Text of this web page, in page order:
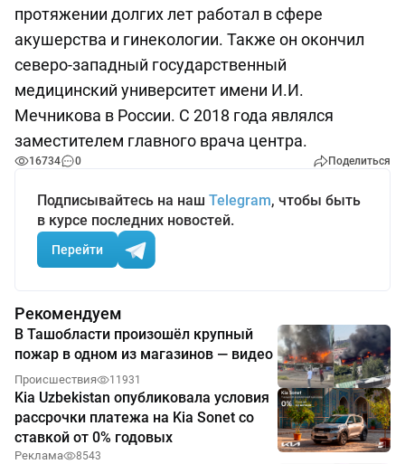
протяжении долгих лет работал в сфере
акушерства и гинекологии. Также он окончил
северо-западный государственный
медицинский университет имени И.И.
Мечникова в России. С 2018 года являлся
заместителем главного врача центра.
16734 0 Поделиться
Подписывайтесь на наш Telegram, чтобы быть
в курсе последних новостей.
Перейти
Рекомендуем
В Ташобласти произошёл крупный
пожар в одном из магазинов — видео
Происшествия 11931
Kia Uzbekistan опубликовала условия
рассрочки платежа на Kia Sonet со
ставкой от 0% годовых
Реклама 8543